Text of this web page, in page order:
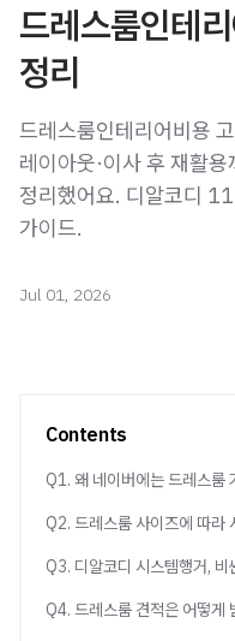
드레스룸인테
정리
드레스룸인테리어비용
레이아웃·이사 후 재활
정리했어요. 디알코디
가이드.
Jul 01, 2026
Contents
Q1. 왜 네이버에는 드레스룸
Q2. 드레스룸 사이즈에 따라
Q3. 디알코디 시스템행거, 비
Q4. 드레스룸 견적은 어떻게